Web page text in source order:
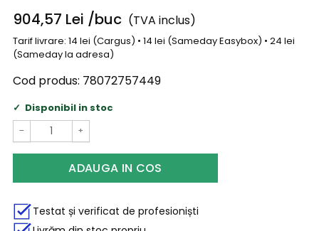
904,57 Lei /buc (TVA inclus)
Tarif livrare: 14 lei (Cargus) • 14 lei (Sameday Easybox) • 24 lei
(Sameday la adresa)
Cod produs: 78072757449
Disponibil in stoc
− +
ADAUGA IN COS
Testat și verificat de profesioniști